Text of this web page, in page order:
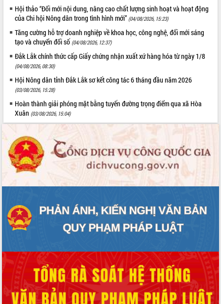
Lắk
Khơi thông điểm nghẽn, đẩy nhanh
giải ngân vốn khắc phục thiên tai
HĐND tỉnh thông qua điều chỉnh Quy
hoạch tỉnh thời kỳ 2021-2030
Hội thảo góp ý hồ sơ điều chỉnh quy
hoạch tỉnh Đắk Lắk thời kỳ 2021-2030,
tầm nhìn đến năm 2050
Nâng cao hiệu quả hoạt động của các
doanh nghiệp nhà nước
Hội nghị triển khai kết nối mạng
quan Đảng, Nhà nước
Lễ phát động chuỗi hoạt động chung
tay làm sạch môi trường
Xã Ea Kar bước chuyển mình trong
công tác cải cách hành chính mô hình
UBND tỉnh họp báo định kỳ tháng 4
năm 2026
Hội thảo khoa học “Giải pháp thúc đẩy
Đắk Lắk”
Tăng cường giám sát, đôn đốc thực
hiện nhiệm vụ quản lý tài sản công
hàng tuần
Tháo gỡ những vướng mắc, đẩy mạnh
Hội thảo “Đổi mới nội dung, nâng cao chất lượng sinh hoạt và hoạt động
của Chi hội Nông dân trong tình hình mới” (04/08/2026, 15:23)
Tăng cường hỗ trợ doanh nghiệp về khoa học, công nghệ, đổi mới sáng
tạo và chuyển đổi số (04/08/2026, 12:37)
Đắk Lắk chính thức cấp Giấy chứng nhận xuất xứ hàng hóa từ ngày 1/8
(04/08/2026, 08:30)
Hội Nông dân tỉnh Đắk Lắk sơ kết công tác 6 tháng đầu năm 2026
(03/08/2026, 15:28)
Hoàn thành giải phóng mặt bằng tuyến đường trọng điểm qua xã Hòa
Xuân (03/08/2026, 15:04)